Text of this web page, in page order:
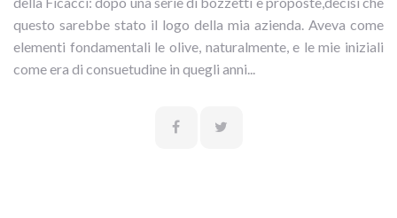
questo sarebbe stato il logo della mia azienda. Aveva come
elementi fondamentali le olive, naturalmente, e le mie iniziali
come era di consuetudine in quegli anni...